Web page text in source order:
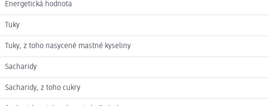
Energetická hodnota
Tuky
Tuky, z toho nasycené mastné kyseliny
Sacharidy
Sacharidy, z toho cukry